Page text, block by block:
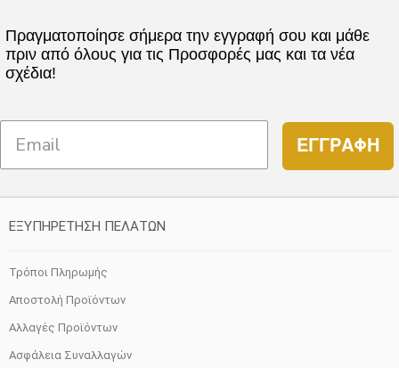
Πραγματοποίησε σήμερα την εγγραφή σου και μάθε
πριν από όλους για τις Προσφορές μας και τα νέα
σχέδια!
ΕΓΓΡΑΦΗ
ΕΞΥΠΗΡΕΤΗΣΗ ΠΕΛΑΤΩΝ
Τρόποι Πληρωμής
Αποστολή Προϊόντων
Αλλαγές Προϊόντων
Ασφάλεια Συναλλαγών